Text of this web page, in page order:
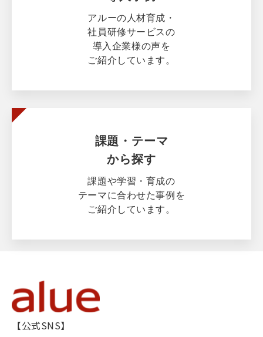
アルーの人材育成・
社員研修サービスの
導入企業様の声を
ご紹介しています。
課題・テーマ
から探す
課題や学習・育成の
テーマに合わせた事例を
ご紹介しています。
【公式SNS】